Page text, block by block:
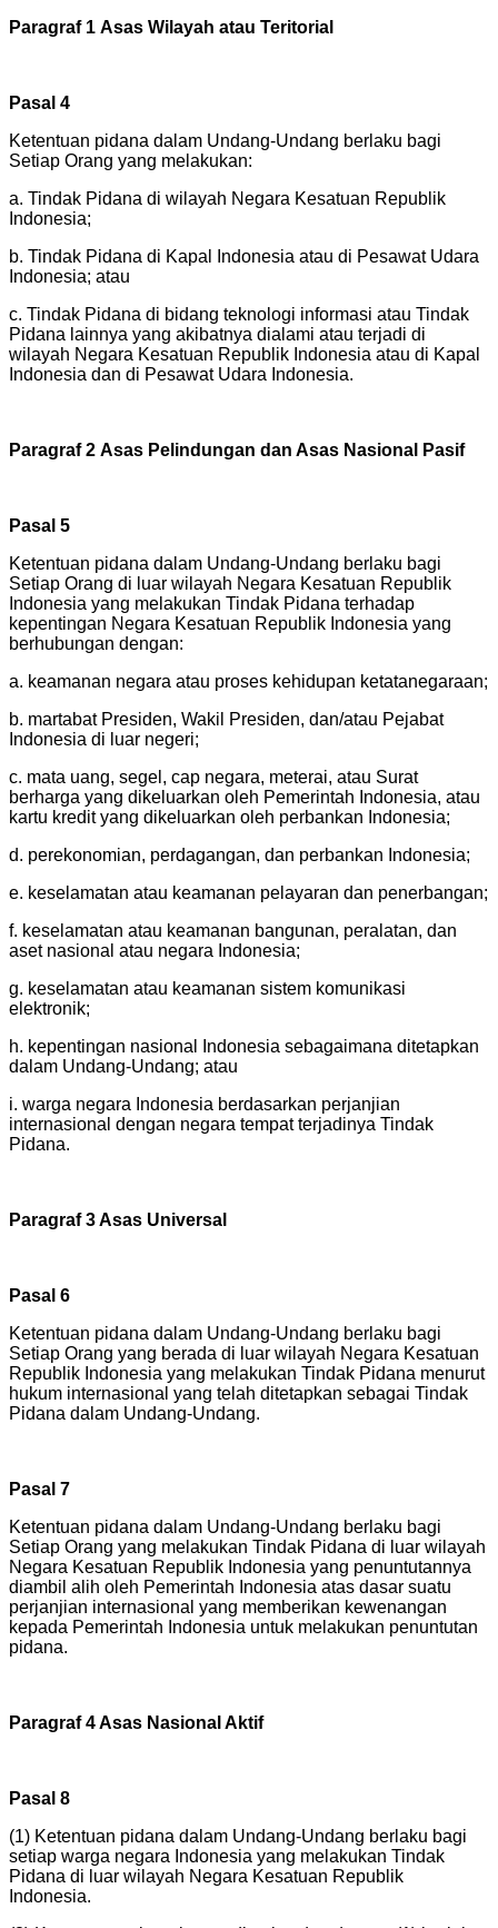
Paragraf 1 Asas Wilayah atau Teritorial
Pasal 4
Ketentuan pidana dalam Undang-Undang berlaku bagi
Setiap Orang yang melakukan:
a. Tindak Pidana di wilayah Negara Kesatuan Republik
Indonesia;
b. Tindak Pidana di Kapal Indonesia atau di Pesawat Udara
Indonesia; atau
c. Tindak Pidana di bidang teknologi informasi atau Tindak
Pidana lainnya yang akibatnya dialami atau terjadi di
wilayah Negara Kesatuan Republik Indonesia atau di Kapal
Indonesia dan di Pesawat Udara Indonesia.
Paragraf 2 Asas Pelindungan dan Asas Nasional Pasif
Pasal 5
Ketentuan pidana dalam Undang-Undang berlaku bagi
Setiap Orang di luar wilayah Negara Kesatuan Republik
Indonesia yang melakukan Tindak Pidana terhadap
kepentingan Negara Kesatuan Republik Indonesia yang
berhubungan dengan:
a. keamanan negara atau proses kehidupan ketatanegaraan;
b. martabat Presiden, Wakil Presiden, dan/atau Pejabat
Indonesia di luar negeri;
c. mata uang, segel, cap negara, meterai, atau Surat
berharga yang dikeluarkan oleh Pemerintah Indonesia, atau
kartu kredit yang dikeluarkan oleh perbankan Indonesia;
d. perekonomian, perdagangan, dan perbankan Indonesia;
e. keselamatan atau keamanan pelayaran dan penerbangan;
f. keselamatan atau keamanan bangunan, peralatan, dan
aset nasional atau negara Indonesia;
g. keselamatan atau keamanan sistem komunikasi
elektronik;
h. kepentingan nasional Indonesia sebagaimana ditetapkan
dalam Undang-Undang; atau
i. warga negara Indonesia berdasarkan perjanjian
internasional dengan negara tempat terjadinya Tindak
Pidana.
Paragraf 3 Asas Universal
Pasal 6
Ketentuan pidana dalam Undang-Undang berlaku bagi
Setiap Orang yang berada di luar wilayah Negara Kesatuan
Republik Indonesia yang melakukan Tindak Pidana menurut
hukum internasional yang telah ditetapkan sebagai Tindak
Pidana dalam Undang-Undang.
Pasal 7
Ketentuan pidana dalam Undang-Undang berlaku bagi
Setiap Orang yang melakukan Tindak Pidana di luar wilayah
Negara Kesatuan Republik Indonesia yang penuntutannya
diambil alih oleh Pemerintah Indonesia atas dasar suatu
perjanjian internasional yang memberikan kewenangan
kepada Pemerintah Indonesia untuk melakukan penuntutan
pidana.
Paragraf 4 Asas Nasional Aktif
Pasal 8
(1) Ketentuan pidana dalam Undang-Undang berlaku bagi
setiap warga negara Indonesia yang melakukan Tindak
Pidana di luar wilayah Negara Kesatuan Republik
Indonesia.